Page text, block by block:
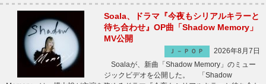
Soala、ドラマ『今夜もシリアルキラーと
待ち合わせ』OP曲「Shadow Memory」
MV公開
Ｊ－ＰＯＰ
2026年8月7日
Soalaが、新曲「Shadow Memory」のミュー
ジックビデオを公開した。 「Shadow